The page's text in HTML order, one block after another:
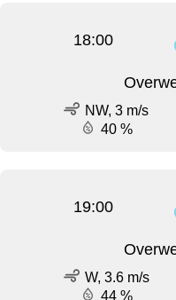
18:00
NW, 3 m/s
40 %
19:00
W, 3.6 m/s
44 %